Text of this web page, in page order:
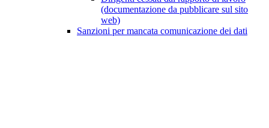
(documentazione da pubblicare sul sito
web)
Sanzioni per mancata comunicazione dei dati